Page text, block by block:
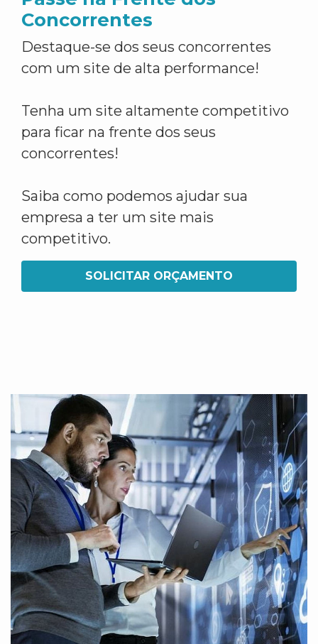
Concorrentes
Destaque-se dos seus concorrentes
com um site de alta performance!
Tenha um site altamente competitivo
para ficar na frente dos seus
concorrentes!
Saiba como podemos ajudar sua
empresa a ter um site mais
competitivo.
SOLICITAR ORÇAMENTO